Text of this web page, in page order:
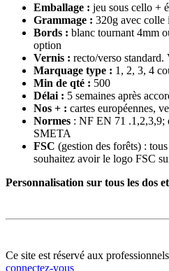
Emballage : jeu sous cello +
Grammage : 320g avec colle
Bords : blanc tournant 4mm
option
Vernis : recto/verso
Marquage type : 1, 2, 3, 4
Min de qté : 500
Délai : 5 semaines après
Nos + : cartes européennes,
Normes : NF EN 71 .1,2,3,9;
SMETA
FSC (gestion des forêts) :
souhaitez avoir le logo FSC
Personnalisation sur tous les dos
Ce site est réservé aux
connectez-vous